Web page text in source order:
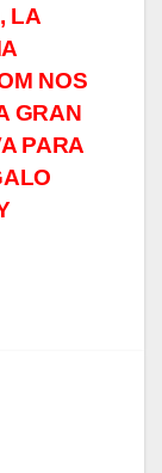
LA
NOS
GRAN
PARA